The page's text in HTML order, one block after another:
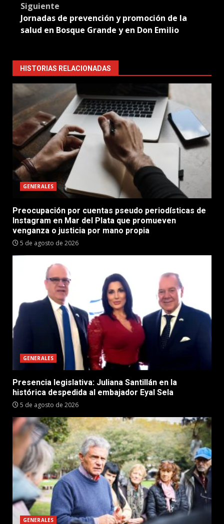
Siguiente
Jornadas de prevención y promoción de la
salud en Bosque Grande y en Don Emilio
HISTORIAS RELACIONADAS
GENERALES
Preocupación por cuentas pseudo periodísticas de
Instagram en Mar del Plata que promueven
venganza o justicia por mano propia
5 de agosto de 2026
GENERALES
Presencia legislativa: Juliana Santillán en la
histórica despedida al embajador Eyal Sela
5 de agosto de 2026
GENERALES